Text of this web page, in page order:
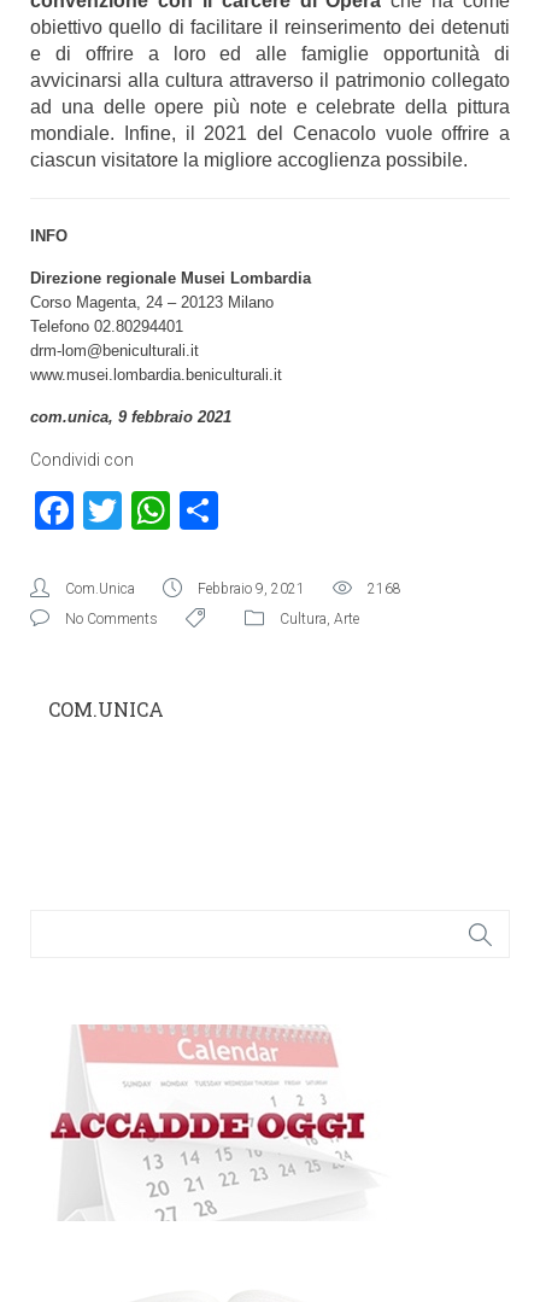
obiettivo quello di facilitare il reinserimento dei detenuti
e di offrire a loro ed alle famiglie opportunità di
avvicinarsi alla cultura attraverso il patrimonio collegato
ad una delle opere più note e celebrate della pittura
mondiale.
Infine, il 2021 del Cenacolo vuole offrire a
ciascun visitatore la migliore accoglienza possibile.
INFO
Direzione regionale Musei Lombardia
Corso Magenta, 24 – 20123 Milano
Telefono 02.80294401
drm-lom@beniculturali.it
www.musei.lombardia. beniculturali.it
com.unica, 9 febbraio 2021
Condividi con
Facebook
TwitterWhatsApp
Com.Unica Febbraio 9, 2021
2168
No Comments
Cultura, Arte
COM.UNICA